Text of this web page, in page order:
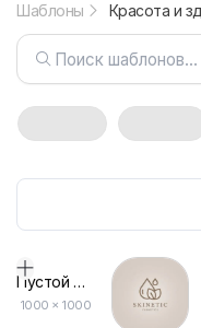
Шаблоны
Пустой дизайн-макет
1000 × 1000